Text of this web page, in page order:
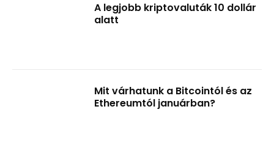
A legjobb kriptovaluták 10 dollár
alatt
Mit várhatunk a Bitcointól és az
Ethereumtól januárban?